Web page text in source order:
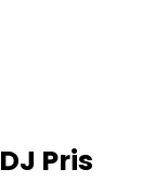
DJ Pris